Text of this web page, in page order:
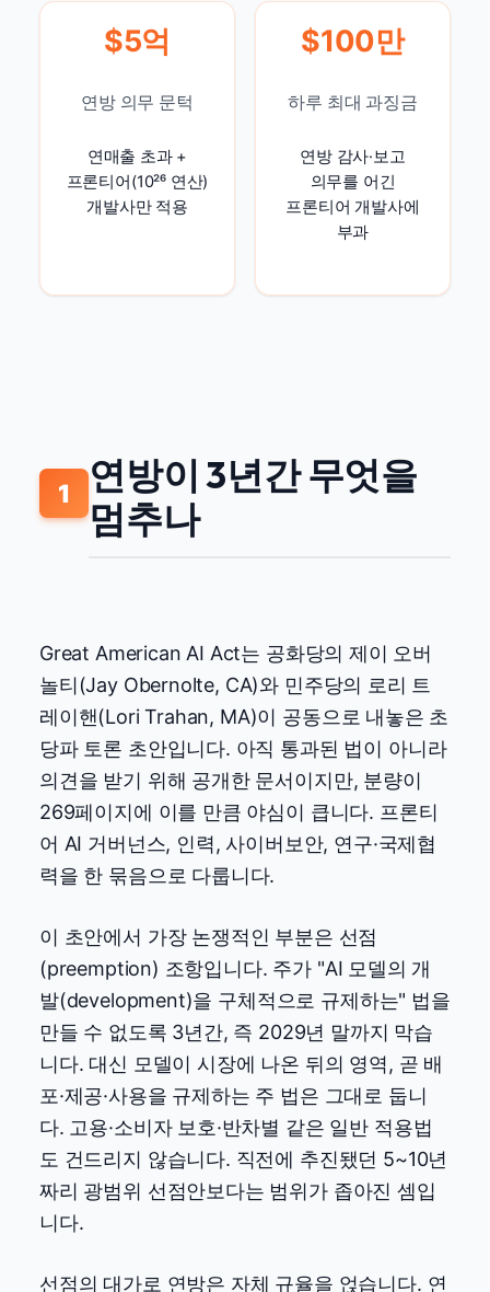
$5억
연방 의무 문턱
연매출 초과 +
프론티어(10²⁶ 연산)
개발사만 적용
$100만
하루 최대 과징금
연방 감사·보고
의무를 어긴
프론티어 개발사에
부과
1
연방이 3년간 무엇을
멈추나
Great American AI Act는 공화당의 제이 오버
놀티(Jay Obernolte, CA)와 민주당의 로리 트
레이핸(Lori Trahan, MA)이 공동으로 내놓은 초
당파 토론 초안입니다. 아직 통과된 법이 아니라
의견을 받기 위해 공개한 문서이지만, 분량이
269페이지에 이를 만큼 야심이 큽니다. 프론티
어 AI 거버넌스, 인력, 사이버보안, 연구·국제협
력을 한 묶음으로 다룹니다.
이 초안에서 가장 논쟁적인 부분은 선점
(preemption) 조항입니다. 주가 "AI 모델의 개
발(development)을 구체적으로 규제하는" 법을
만들 수 없도록 3년간, 즉 2029년 말까지 막습
니다. 대신 모델이 시장에 나온 뒤의 영역, 곧 배
포·제공·사용을 규제하는 주 법은 그대로 둡니
다. 고용·소비자 보호·반차별 같은 일반 적용법
도 건드리지 않습니다. 직전에 추진됐던 5~10년
짜리 광범위 선점안보다는 범위가 좁아진 셈입
니다.
선점의 대가로 연방은 자체 규율을 얹습니다. 연